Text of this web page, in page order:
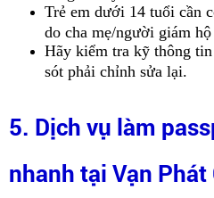
Trẻ em dưới 14 tuổi cần
do cha mẹ/người giám hộ
Hãy kiểm tra kỹ thông
sót phải chỉnh sửa lại.
5. Dịch vụ làm
nhanh tại Vạn Phát